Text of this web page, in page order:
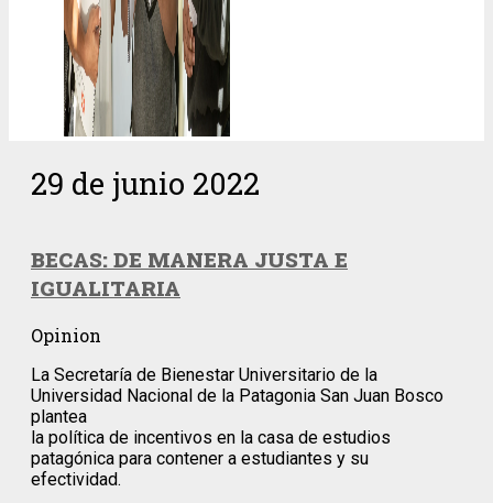
29 de junio 2022
BECAS: DE MANERA JUSTA E
IGUALITARIA
Opinion
La Secretaría de Bienestar Universitario de la
Universidad Nacional de la Patagonia San Juan Bosco
plantea
la política de incentivos en la casa de estudios
patagónica para contener a estudiantes y su
efectividad.